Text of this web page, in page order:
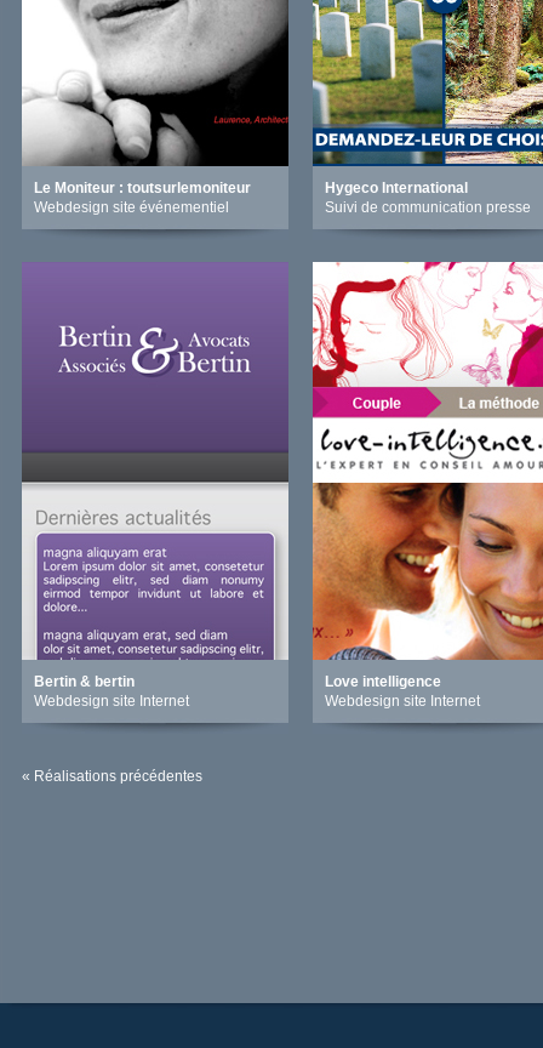
Le Moniteur : toutsurlemoniteur
Webdesign site événementiel
Hygeco International
Suivi de communication presse
Bertin & bertin
Webdesign site Internet
Love intelligence
Webdesign site Internet
« Réalisations précédentes